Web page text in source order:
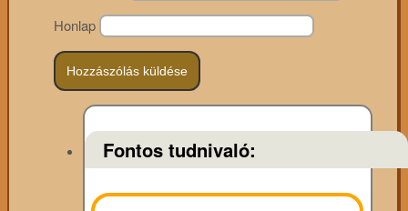
Honlap
Fontos tudnivaló: